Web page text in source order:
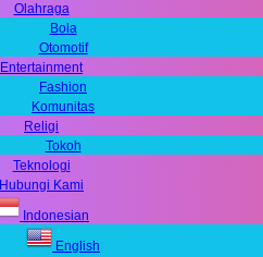
Olahraga
Bola
Otomotif
Entertainment
Fashion
Komunitas
Religi
Tokoh
Teknologi
Hubungi Kami
Indonesian
English